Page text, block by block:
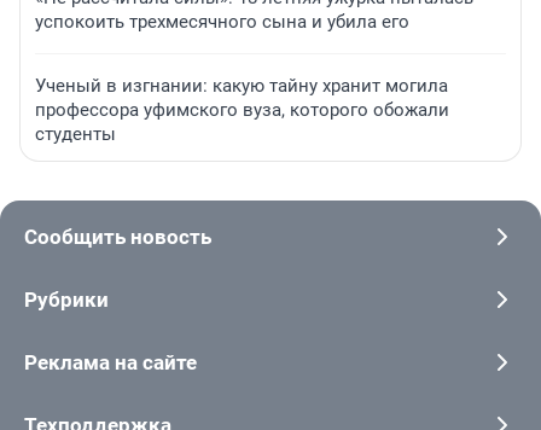
успокоить трехмесячного сына и убила его
Ученый в изгнании: какую тайну хранит могила
профессора уфимского вуза, которого обожали
студенты
Сообщить новость
Рубрики
Реклама на сайте